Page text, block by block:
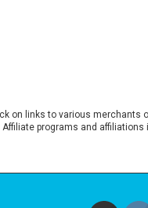
on links to various merchants
Affiliate programs and affiliations